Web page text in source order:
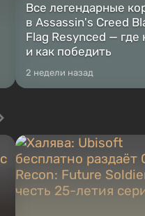
Все легендарные
в Assassin's Creed
Flag Resynced — где
и как победить
2 недели назад